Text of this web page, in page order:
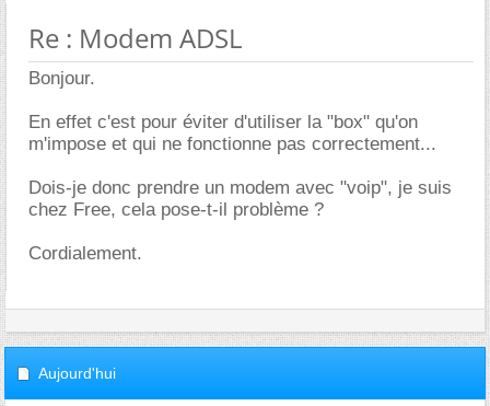
Re : Modem ADSL
Bonjour.
En effet c'est pour éviter d'utiliser la "box" qu'on
m'impose et qui ne fonctionne pas correctement...
Dois-je donc prendre un modem avec "voip", je suis
chez Free, cela pose-t-il problème ?
Cordialement.
Aujourd'hui